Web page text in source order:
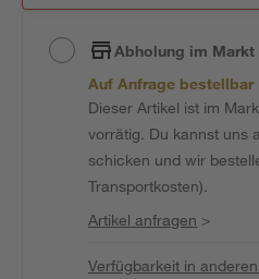
Abholung im Markt
Auf Anfrage bestellbar
Dieser Artikel ist im
vorrätig. Du kannst uns
schicken und wir
Transportkosten).
Artikel anfragen >
Verfügbarkeit in